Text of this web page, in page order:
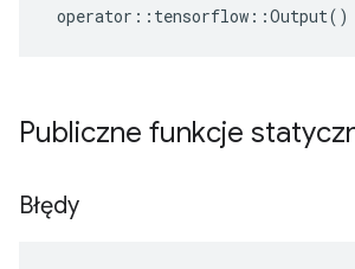
operator :: tensorflow ::Output()
Publiczne funkcje
Błędy